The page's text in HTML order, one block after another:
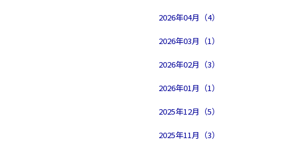
2026年04月（4）
2026年03月（1）
2026年02月（3）
2026年01月（1）
2025年12月（5）
2025年11月（3）